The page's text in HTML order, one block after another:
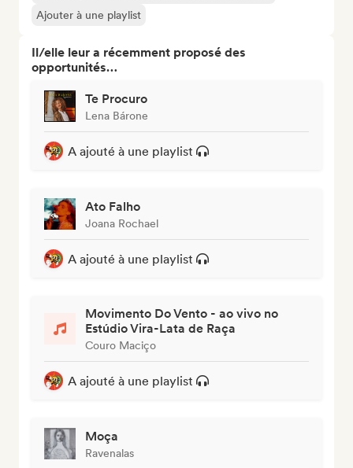
Ajouter à une playlist
Il/elle leur a récemment proposé des
opportunités…
Te Procuro
Lena Bárone
A ajouté à une playlist
Ato Falho
Joana Rochael
A ajouté à une playlist
Movimento Do Vento - ao vivo no
Estúdio Vira-Lata de Raça
Couro Maciço
A ajouté à une playlist
Moça
Ravenalas